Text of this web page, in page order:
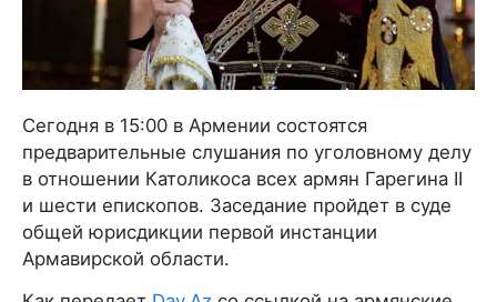
Сегодня в 15:00 в Армении состоятся
предварительные слушания по уголовному делу
в отношении Католикоса всех армян Гарегина II
и шести епископов. Заседание пройдет в суде
общей юрисдикции первой инстанции
Армавирской области.